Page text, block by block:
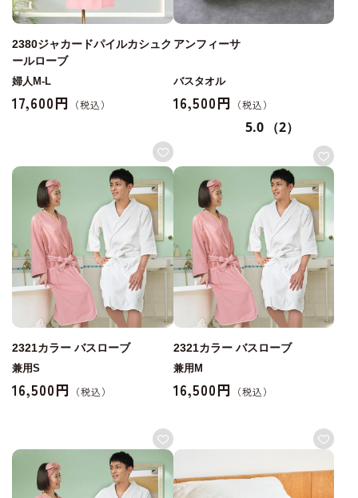
2380ジャカードパイルカシュク
ールローブ
婦人M-L
17,600円
アンフィーサ
バスタオル
16,500円
5.0 （2）
2321カラー バスローブ
兼用S
16,500円
2321カラー バスローブ
兼用M
16,500円